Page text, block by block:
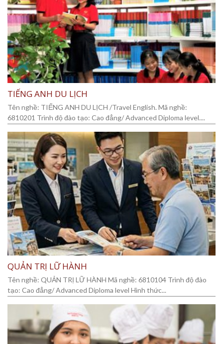
TIẾNG ANH DU LỊCH
Tên nghề: TIẾNG ANH DU LỊCH /Travel English. Mã nghề:
6810201 Trình độ đào tạo: Cao đẳng/ Advanced Diploma level....
QUẢN TRỊ LỮ HÀNH
Tên nghề: QUẢN TRỊ LỮ HÀNH Mã nghề: 6810104 Trình độ đào
tạo: Cao đẳng/ Advanced Diploma level Hình thức...